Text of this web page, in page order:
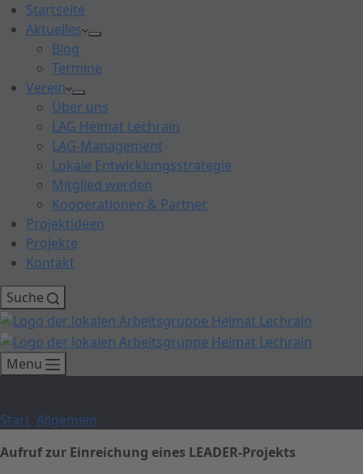
Startseite
Aktuelles
Blog
Termine
Verein
Über uns
LAG Heimat Lechrain
LAG-Management
Lokale Entwicklungsstrategie
Mitglied werden
Kooperationen & Partner
Projektideen
Projekte
Kontakt
Suche
Menu
Start Allgemein
Aufruf zur Einreichung eines LEADER-Projekts